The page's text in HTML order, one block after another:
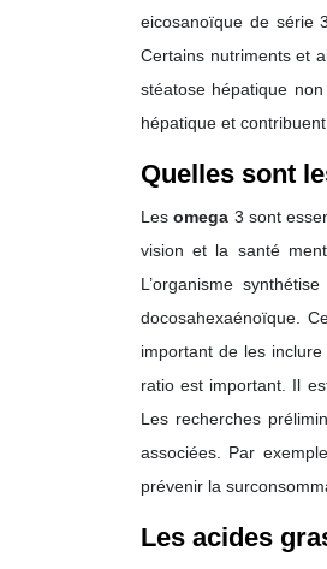
eicosanoïque de série
Certains nutriments et
stéatose hépatique
hépatique et
Quelles sont
Lesomega 3 sont
vision et la santé
L’organisme
docosahexaénoïque.
important de les
ratio est important. Il
Les recherches
associées. Par
prévenir la
Les acides